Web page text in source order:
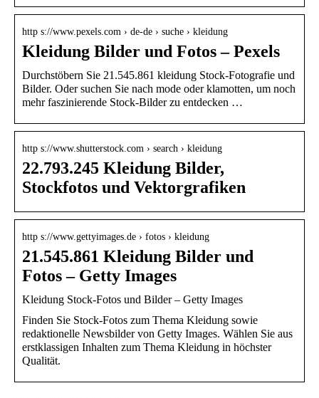
http s://www.pexels.com › de-de › suche › kleidung
Kleidung Bilder und Fotos – Pexels
Durchstöbern Sie 21.545.861 kleidung Stock-Fotografie und
Bilder. Oder suchen Sie nach mode oder klamotten, um noch
mehr faszinierende Stock-Bilder zu entdecken …
http s://www.shutterstock.com › search › kleidung
22.793.245 Kleidung Bilder,
Stockfotos und Vektorgrafiken
http s://www.gettyimages.de › fotos › kleidung
21.545.861 Kleidung Bilder und
Fotos – Getty Images
Kleidung Stock-Fotos und Bilder – Getty Images
Finden Sie Stock-Fotos zum Thema Kleidung sowie
redaktionelle Newsbilder von Getty Images. Wählen Sie aus
erstklassigen Inhalten zum Thema Kleidung in höchster
Qualität.